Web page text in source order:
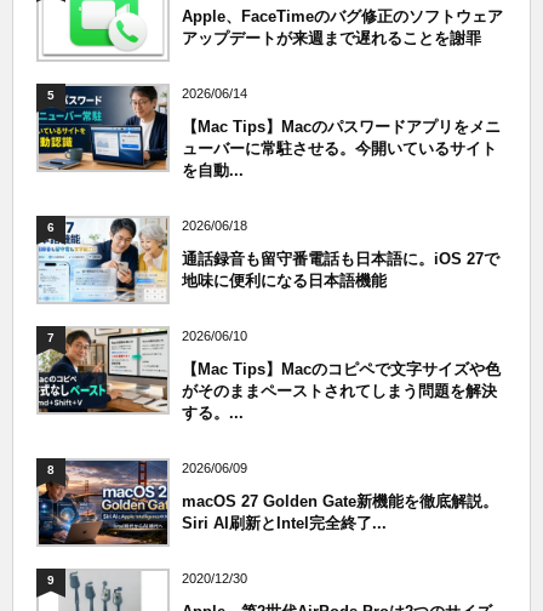
Apple、FaceTimeのバグ修正のソフトウェア
アップデートが来週まで遅れることを謝罪
5 2026/06/14
【Mac Tips】Macのパスワードアプリをメニ
ューバーに常駐させる。今開いているサイト
を自動...
6 2026/06/18
通話録音も留守番電話も日本語に。iOS 27で
地味に便利になる日本語機能
7 2026/06/10
【Mac Tips】Macのコピペで文字サイズや色
がそのままペーストされてしまう問題を解決
する。...
8 2026/06/09
macOS 27 Golden Gate新機能を徹底解説。
Siri AI刷新とIntel完全終了...
9 2020/12/30